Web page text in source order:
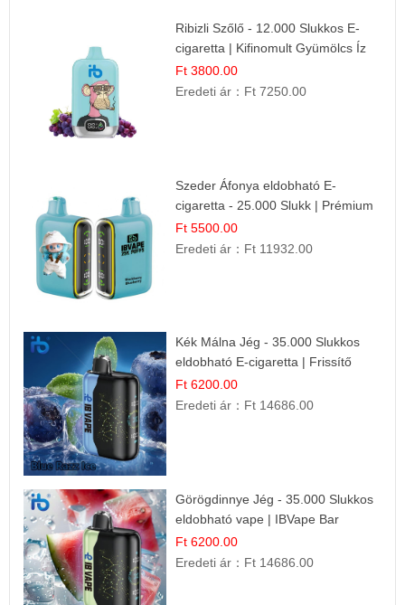
Ribizli Szőlő - 12.000 Slukkos E-
cigaretta | Kifinomult Gyümölcs Íz
Ft 3800.00
Eredeti ár： Ft 7250.00
Szeder Áfonya eldobható E-
cigaretta - 25.000 Slukk | Prémium
Gyümölcs Íz
Ft 5500.00
Eredeti ár： Ft 11932.00
Kék Málna Jég - 35.000 Slukkos
eldobható E-cigaretta | Frissítő
Ízélmény
Ft 6200.00
Eredeti ár： Ft 14686.00
Görögdinnye Jég - 35.000 Slukkos
eldobható vape | IBVape Bar
Frissítő Nyári Íz
Ft 6200.00
Eredeti ár： Ft 14686.00